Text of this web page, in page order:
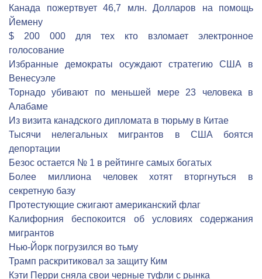
Канада пожертвует 46,7 млн. Долларов на помощь
Йемену
$ 200 000 для тех кто взломает электронное
голосование
Избранные демократы осуждают стратегию США в
Венесуэле
Торнадо убивают по меньшей мере 23 человека в
Алабаме
Из визита канадского дипломата в тюрьму в Китае
Тысячи нелегальных мигрантов в США боятся
депортации
Безос остается № 1 в рейтинге самых богатых
Более миллиона человек хотят вторгнуться в
секретную базу
Протестующие сжигают американский флаг
Калифорния беспокоится об условиях содержания
мигрантов
Нью-Йорк погрузился во тьму
Трамп раскритиковал за защиту Ким
Кэти Перри сняла свои черные туфли с рынка